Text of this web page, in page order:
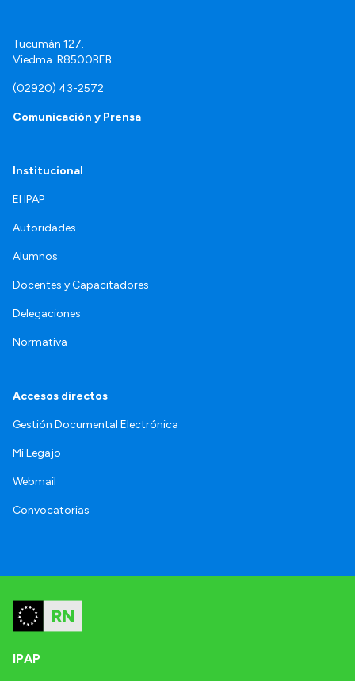
Tucumán 127.
Viedma. R8500BEB.
(02920) 43-2572
Comunicación y Prensa
Institucional
El IPAP
Autoridades
Alumnos
Docentes y Capacitadores
Delegaciones
Normativa
Accesos directos
Gestión Documental Electrónica
Mi Legajo
Webmail
Convocatorias
IPAP